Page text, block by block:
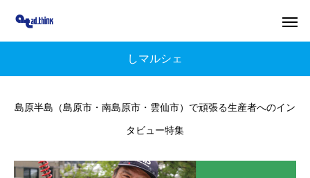
しマルシェ
島原半島（島原市・南島原市・雲仙市）で頑張る生産者へのイン
タビュー特集